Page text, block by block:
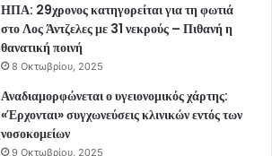
ΗΠΑ: 29χρονος κατηγορείται για τη φωτιά
στο Λος Άντζελες με 31 νεκρούς – Πιθανή η
θανατική ποινή
8 Οκτωβρίου, 2025
Αναδιαμορφώνεται ο υγειονομικός χάρτης:
«Έρχονται» συγχωνεύσεις κλινικών εντός των
νοσοκομείων
9 Οκτωβρίου, 2025